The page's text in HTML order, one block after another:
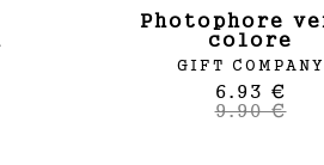
photophore verre
colore
GIFT COMPANY
6.93 €
9.90 €